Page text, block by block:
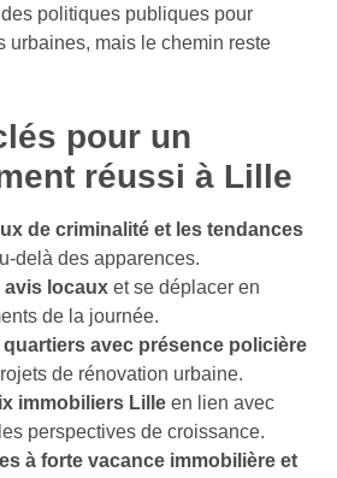
politiques publiques pour
urbaines, mais le chemin reste
pour un
réussi à Lille
de criminalité et les tendances
delà des apparences.
avis locaux et se déplacer en
de la journée.
quartiers avec présence policière
de rénovation urbaine.
immobiliers Lille en lien avec
les perspectives de croissance.
à forte vacance immobilière et